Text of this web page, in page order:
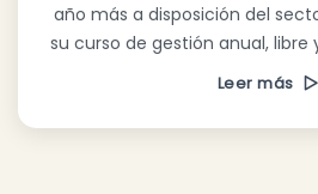
año más a disposición del
su curso de gestión anual, libre
Leer más